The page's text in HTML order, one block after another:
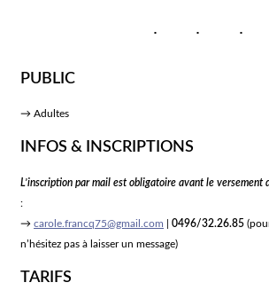
PUBLIC
→ Adultes
INFOS & INSCRIPTIONS
L’inscription par mail est obligatoire avant le versement
:
→carole.francq75@gmail.com |0496/32.26.85
n’hésitez pas à laisser un message)
TARIFS